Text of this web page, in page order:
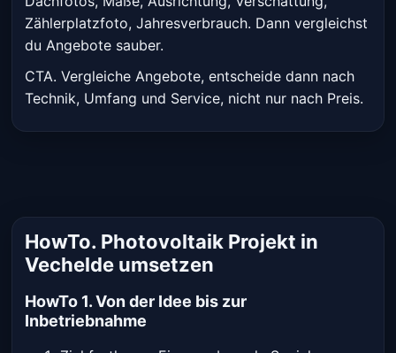
Zählerplatzfoto, Jahresverbrauch. Dann vergleichst
du Angebote sauber.
CTA. Vergleiche Angebote, entscheide dann nach
Technik, Umfang und Service, nicht nur nach Preis.
HowTo. Photovoltaik Projekt in
Vechelde umsetzen
HowTo 1. Von der Idee bis zur
Inbetriebnahme